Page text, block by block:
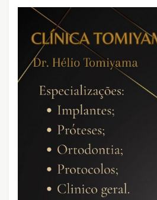
CRIMES QUE ABALARAM O BRASIL